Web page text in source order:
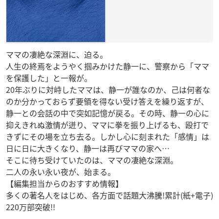
ママの凄絶な深淵に、迫る。
人生の終焉をようやく掴みかけた静一に、警察から「ママ
を保護した」と一報が。
20年ぶりに対峙したママは、静一が誰なのか、己は何者な
のか分かっておらず要領を得ない受け答えを繰り返すが、
静一との会話の中で突如記憶が戻る。その時、静一の心に
抑えきれぬ激情が迸り、ママに拳を振り上げるも、殴打で
きずにその場を立ち去る。しかし心に刻まれた「感情」は
日に日に大きくなり、静一は再びママの家へ…
そこに待ち受けていたのは、ママの凄絶な深淵。
二人の永い永い夜が、始まる。
【編集担当からのおすすめ情報】
多くの著名人をはじめ、各方面で話題大沸騰!累計(紙+電子)
220万部突破!!